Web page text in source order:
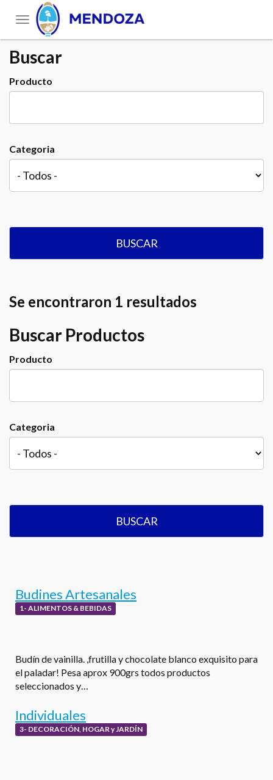
Toggle
navigation
Buscar
Producto
Categoria
BUSCAR
Se encontraron 1 resultados
Buscar Productos
Producto
Categoria
BUSCAR
Budines Artesanales
1- ALIMENTOS & BEBIDAS
Budín de vainilla. ,frutilla y chocolate blanco exquisito para
el paladar! Pesa aprox 900grs todos productos
seleccionados y…
Individuales
3- DECORACIÓN, HOGAR y JARDÍN